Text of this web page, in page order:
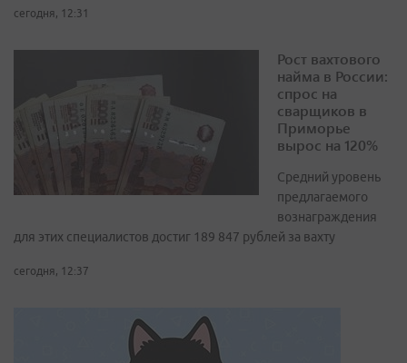
сегодня, 12:31
Рост вахтового
найма в России:
спрос на
сварщиков в
Приморье
вырос на 120%
Средний уровень
предлагаемого
вознаграждения
для этих специалистов достиг 189 847 рублей за вахту
сегодня, 12:37